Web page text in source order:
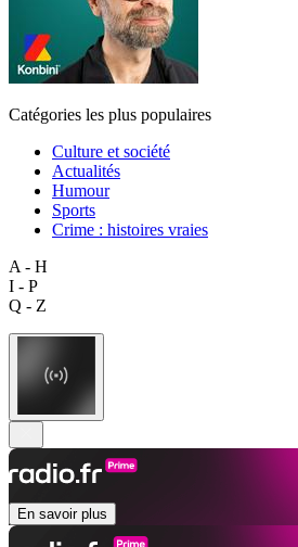
Catégories les plus populaires
Culture et société
Actualités
Humour
Sports
Crime : histoires vraies
A - H
I - P
Q - Z
En savoir plus